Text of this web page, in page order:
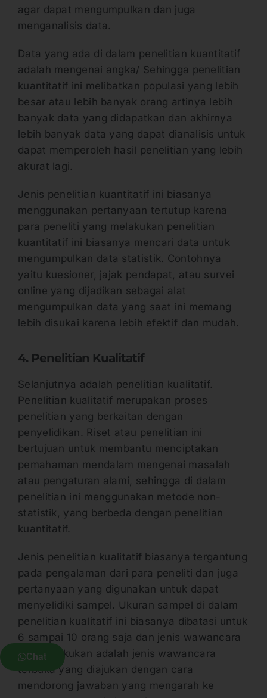
agar dapat mengumpulkan dan juga
menganalisis data.
Data yang ada di dalam penelitian kuantitatif
adalah mengenai angka/ Sehingga penelitian
kuantitatif ini melibatkan populasi yang lebih
besar atau lebih banyak orang artinya lebih
banyak data yang didapatkan dan akhirnya
lebih banyak data yang dapat dianalisis untuk
dapat memperoleh hasil penelitian yang lebih
akurat lagi.
Jenis penelitian kuantitatif ini biasanya
menggunakan pertanyaan tertutup karena
para peneliti yang melakukan penelitian
kuantitatif ini biasanya mencari data untuk
mengumpulkan data statistik. Contohnya
yaitu kuesioner, jajak pendapat, atau survei
online yang dijadikan sebagai alat
mengumpulkan data yang saat ini memang
lebih disukai karena lebih efektif dan mudah.
4. Penelitian Kualitatif
Selanjutnya adalah penelitian kualitatif.
Penelitian kualitatif merupakan proses
penelitian yang berkaitan dengan
penyelidikan. Riset atau penelitian ini
bertujuan untuk membantu menciptakan
pemahaman mendalam mengenai masalah
atau pengaturan alami, sehingga di dalam
penelitian ini menggunakan metode non-
statistik, yang berbeda dengan penelitian
kuantitatif.
Jenis penelitian kualitatif biasanya tergantung
pada pengalaman dari para peneliti dan juga
pertanyaan yang digunakan untuk dapat
menyelidiki sampel. Ukuran sampel di dalam
penelitian kualitatif ini biasanya dibatasi untuk
6 sampai 10 orang saja dan jenis wawancara
yang dilakukan adalah jenis wawancara
terbuka yang diajukan dengan cara
mendorong jawaban yang mengarah ke
Chat